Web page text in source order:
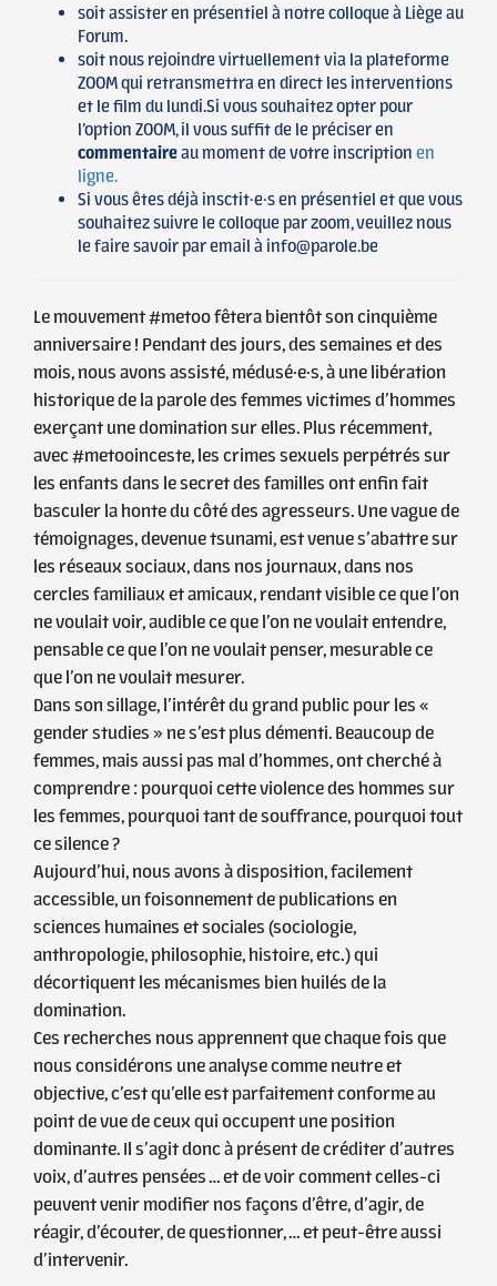
soit assister en présentiel à notre colloque à Liège au
Forum.
soit nous rejoindre virtuellement via la plateforme
ZOOM qui retransmettra en direct les interventions
et le film du lundi.Si vous souhaitez opter pour
l’option ZOOM, il vous suffit de le préciser en
commentaireau moment de votre inscription en
ligne.
Si vous êtes déjà insctit·e·s en présentiel et que vous
souhaitez suivre le colloque par zoom, veuillez nous
le faire savoir par email à info@parole.be
Le mouvement #metoo fêtera bientôt son cinquième
anniversaire ! Pendant des jours, des semaines et des
mois, nous avons assisté, médusé·e·s, à une libération
historique de la parole des femmes victimes d’hommes
exerçant une domination sur elles. Plus récemment,
avec #metooinceste, les crimes sexuels perpétrés sur
les enfants dans le secret des familles ont enfin fait
basculer la honte du côté des agresseurs. Une vague de
témoignages, devenue tsunami, est venue s’abattre sur
les réseaux sociaux, dans nos journaux, dans nos
cercles familiaux et amicaux, rendant visible ce que l’on
ne voulait voir, audible ce que l’on ne voulait entendre,
pensable ce que l’on ne voulait penser, mesurable ce
que l’on ne voulait mesurer.
Dans son sillage, l’intérêt du grand public pour les «
gender studies » ne s’est plus démenti. Beaucoup de
femmes, mais aussi pas mal d’hommes, ont cherché à
comprendre : pourquoi cette violence des hommes sur
les femmes, pourquoi tant de souffrance, pourquoi tout
ce silence ?
Aujourd’hui, nous avons à disposition, facilement
accessible, un foisonnement de publications en
sciences humaines et sociales (sociologie,
anthropologie, philosophie, histoire, etc.) qui
décortiquent les mécanismes bien huilés de la
domination.
Ces recherches nous apprennent que chaque fois que
nous considérons une analyse comme neutre et
objective, c’est qu’elle est parfaitement conforme au
point de vue de ceux qui occupent une position
dominante. Il s’agit donc à présent de créditer d’autres
voix, d’autres pensées … et de voir comment celles-ci
peuvent venir modifier nos façons d’être, d’agir, de
réagir, d’écouter, de questionner, … et peut-être aussi
d’intervenir.